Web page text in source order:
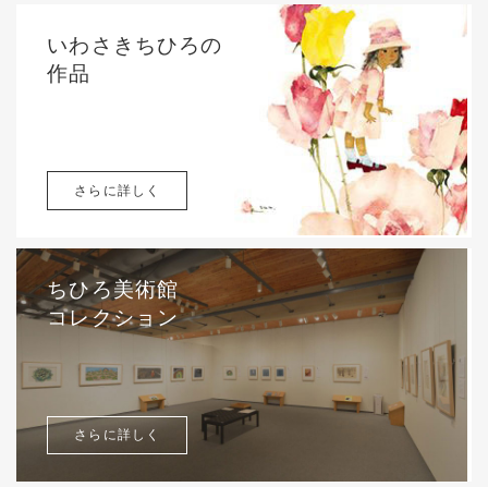
いわさきちひろの
作品
さらに詳しく
ちひろ美術館
コレクション
さらに詳しく